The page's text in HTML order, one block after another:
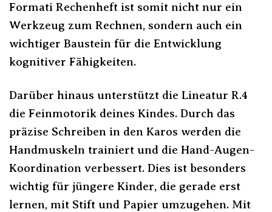
Formati Rechenheft ist somit nicht nur ein
Werkzeug zum Rechnen, sondern auch ein
wichtiger Baustein für die Entwicklung
kognitiver Fähigkeiten.
Darüber hinaus unterstützt die Lineatur R.4
die Feinmotorik deines Kindes. Durch das
präzise Schreiben in den Karos werden die
Handmuskeln trainiert und die Hand-Augen-
Koordination verbessert. Dies ist besonders
wichtig für jüngere Kinder, die gerade erst
lernen, mit Stift und Papier umzugehen. Mit